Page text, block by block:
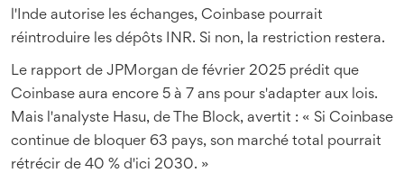
l'Inde autorise les échanges, Coinbase pourrait
réintroduire les dépôts INR. Si non, la restriction restera.
Le rapport de JPMorgan de février 2025 prédit que
Coinbase aura encore 5 à 7 ans pour s'adapter aux lois.
Mais l'analyste Hasu, de The Block, avertit : « Si Coinbase
continue de bloquer 63 pays, son marché total pourrait
rétrécir de 40 % d'ici 2030. »